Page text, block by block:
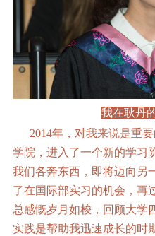
我在耿丹
2014年，对我来说是重
学院，进入了一个新的学习
我们各奔东西，即将迈向另
了在国际部实习的机会，再
总感慨岁月如梭，回顾大学
实践是帮助我迅速成长的时